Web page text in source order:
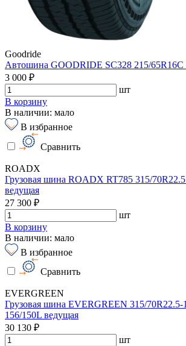
Goodride
Автошина GOODRIDE SC328 215/65R16C
3 000 ₽
шт
В корзину
В наличии: мало
В избранное
Сравнить
ROADX
Грузовая шина ROADX RT785 315/
ведущая
27 300 ₽
шт
В корзину
В наличии: мало
В избранное
Сравнить
EVERGREEN
Грузовая шина EVERGREEN 315/
156/150L ведущая
30 130 ₽
шт